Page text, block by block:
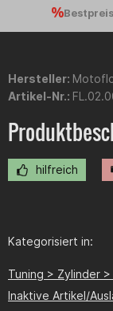
Hersteller:
Artikel-Nr.:
hilfreich
Kategorisiert in:
Tuning > Zylinder
Inaktive Artikel/